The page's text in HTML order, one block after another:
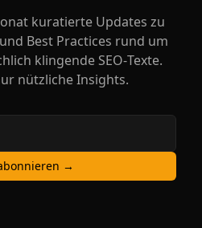
kuratierte Updates zu
Best Practices rund um
klingende SEO‑Texte.
nützliche Insights.
→